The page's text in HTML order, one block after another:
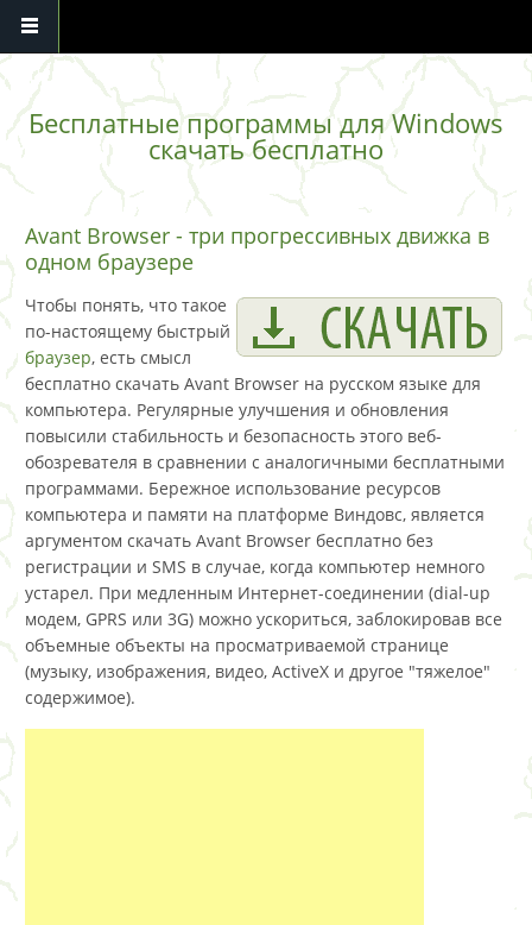
Перейти к основному содержанию
Бесплатные программы для Windows
скачать бесплатно
Avant Browser - три прогрессивных движка в
одном браузере
Чтобы понять, что такое
по-настоящему быстрый
браузер, есть смысл
бесплатно скачать Avant Browser на русском языке для
компьютера. Регулярные улучшения и обновления
повысили стабильность и безопасность этого веб-
обозревателя в сравнении с аналогичными бесплатными
программами. Бережное использование ресурсов
компьютера и памяти на платформе Виндовс, является
аргументом скачать Avant Browser бесплатно без
регистрации и SMS в случае, когда компьютер немного
устарел. При медленным Интернет-соединении (dial-up
модем, GPRS или 3G) можно ускориться, заблокировав все
объемные объекты на просматриваемой странице
(музыку, изображения, видео, ActiveX и другое "тяжелое"
содержимое).